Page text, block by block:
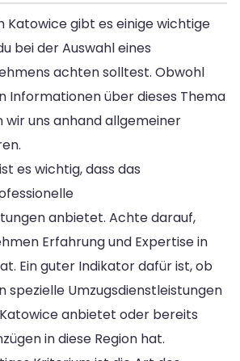
Katowice gibt es einige wichtige
bei der Auswahl eines
achten solltest. Obwohl
Informationen über dieses Thema
wir uns anhand allgemeiner
es wichtig, dass das
anbietet. Achte darauf,
Erfahrung und Expertise in
Ein guter Indikator dafür ist, ob
spezielle Umzugsdienstleistungen
anbietet oder bereits
in diese Region hat.